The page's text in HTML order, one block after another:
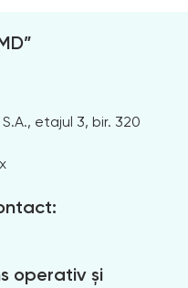
etajul 3, bir. 320
operativ și